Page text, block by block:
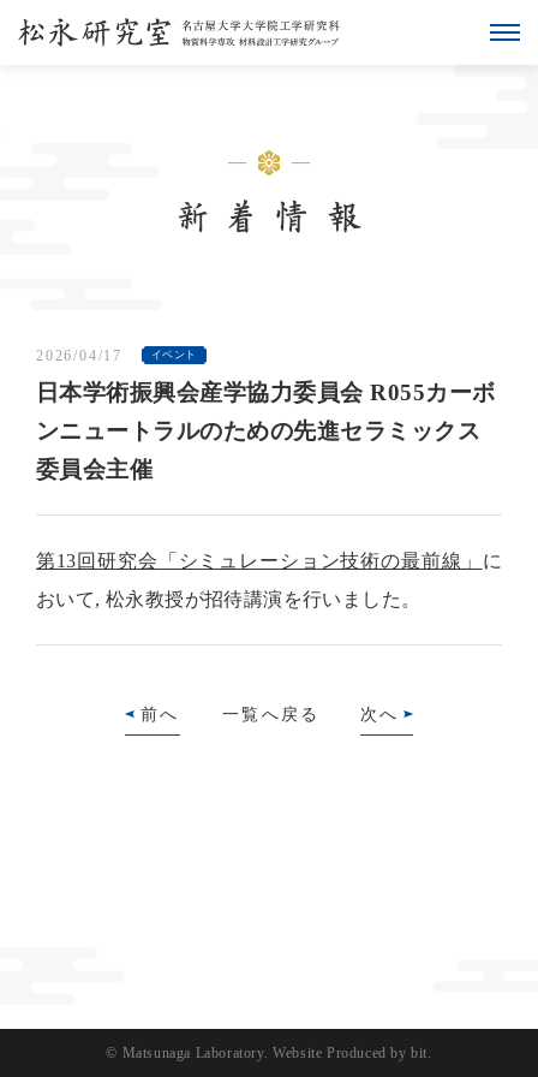
2026/04/17 イベント
日本学術振興会産学協力委員会 R055カーボ
ンニュートラルのための先進セラミックス
委員会主催
第13回研究会「シミュレーション技術の最前線」 に
おいて, 松永教授が招待講演を行いました。
前へ 一覧へ戻る 次へ
© Matsunaga Laboratory. Website Produced by bit.